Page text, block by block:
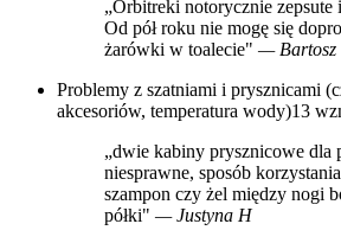
„Orbitreki notorycznie zepsute
Od pół roku nie mogę się
żarówki w toalecie" — Bartosz
Problemy z szatniami i prysznicami
akcesoriów, temperatura wody)13
„dwie kabiny prysznicowe dla
niesprawne, sposób
szampon czy żel między nogi
półki" — Justyna H